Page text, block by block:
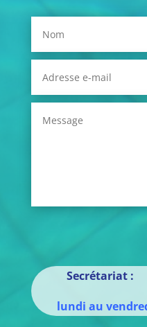
Secrétariat
lundi au